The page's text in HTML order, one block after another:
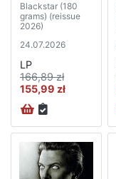
Blackstar (180
grams) (reissue
2026)
24.07.2026
LP
166,89 zł
155,99 zł